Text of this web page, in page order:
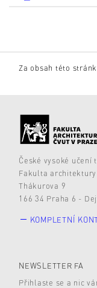
Za obsah této
České vysoké učení
Fakulta architektury
Thákurova 9
166 34 Praha 6 -
KOMPLETNÍ
NEWSLETTER FA
Přihlaste se a nic